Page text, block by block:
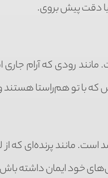
دقت پیش بروی.
رودی که آرام
مانند پرنده‌ای که از
خود ایمان داشته